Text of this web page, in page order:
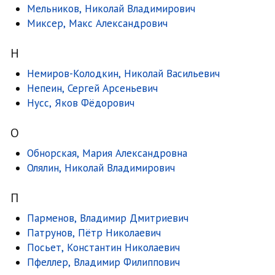
Мельников, Николай Владимирович
Миксер, Макс Александрович
Н
Немиров-Колодкин, Николай Васильевич
Непеин, Сергей Арсеньевич
Нусс, Яков Фёдорович
О
Обнорская, Мария Александровна
Олялин, Николай Владимирович
П
Парменов, Владимир Дмитриевич
Патрунов, Пётр Николаевич
Посьет, Константин Николаевич
Пфеллер, Владимир Филиппович